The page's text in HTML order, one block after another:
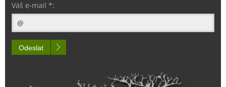
Váš e-mail *:
Odeslat